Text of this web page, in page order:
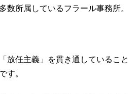
数所属しているフラール事務所。
放任主義」を貫き通していること
す。